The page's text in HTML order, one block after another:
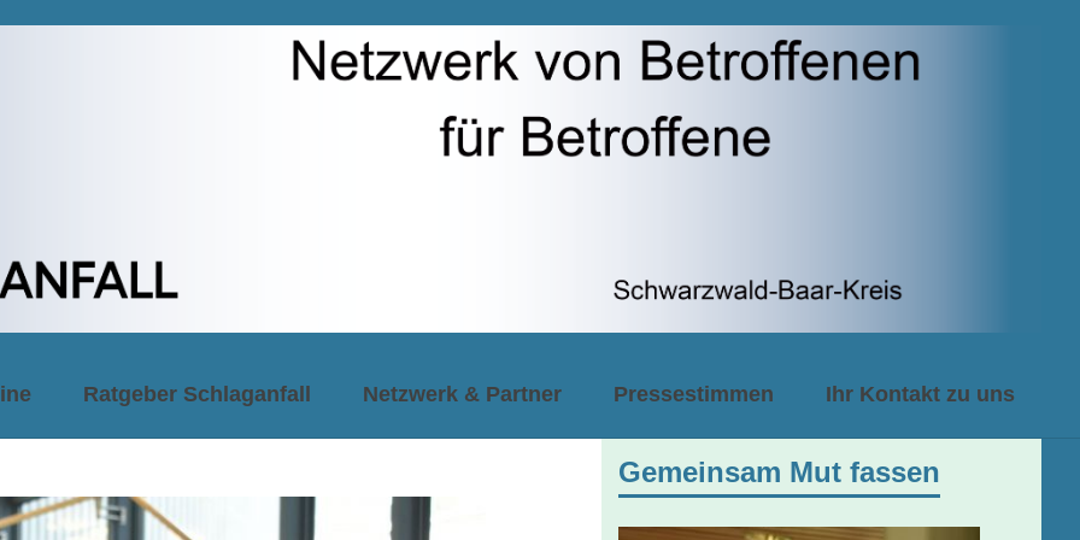
Ratgeber Schlaganfall Netzwerk & Partner Pressestimmen Ihr Kontakt zu uns
Gemeinsam Mut fassen